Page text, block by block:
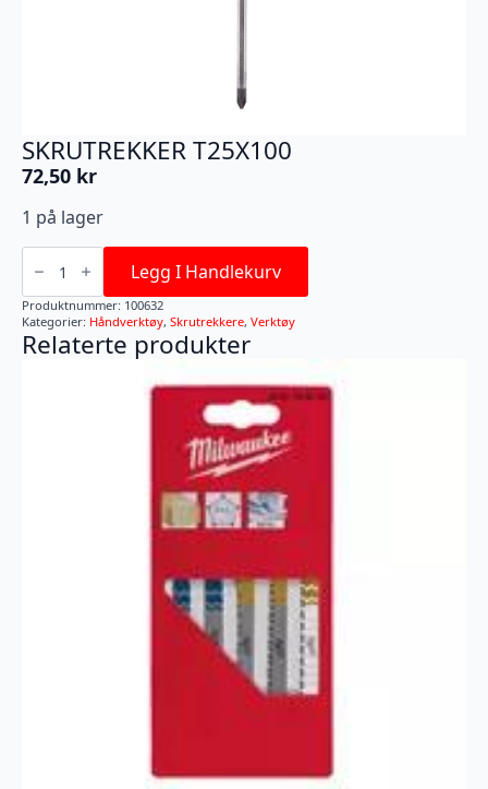
SKRUTREKKER T25X100
72,50 kr
1 på lager
SKRUTREKKER
T25X100 Legg I Handlekurv
Produktnummer: 100632
Kategorier: Håndverktøy, Skrutrekkere, Verktøy
Relaterte produkter